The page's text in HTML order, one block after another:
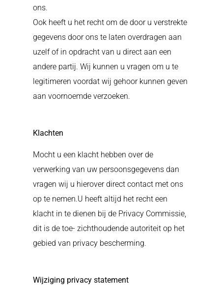
ons.
Ook heeft u het recht om de door u verstrekte
gegevens door ons te laten overdragen aan
uzelf of in opdracht van u direct aan een
andere partij. Wij kunnen u vragen om u te
legitimeren voordat wij gehoor kunnen geven
aan voornoemde verzoeken.
Klachten
Mocht u een klacht hebben over de
verwerking van uw persoonsgegevens dan
vragen wij u hierover direct contact met ons
op te nemen.U heeft altijd het recht een
klacht in te dienen bij de Privacy Commissie,
dit is de toe- zichthoudende autoriteit op het
gebied van privacy bescherming.
Wijziging privacy statement